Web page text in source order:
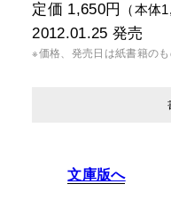
定価 1,650円 （本体
2012.01.25 発売
※価格、発売日は紙書籍のも
文庫版へ